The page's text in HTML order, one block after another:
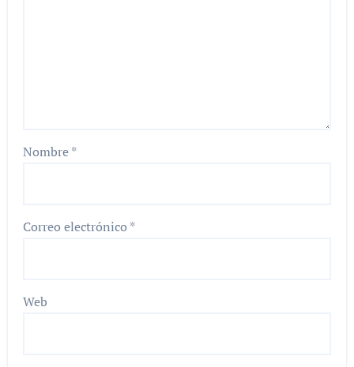
Nombre*
Correo electrónico *
Web